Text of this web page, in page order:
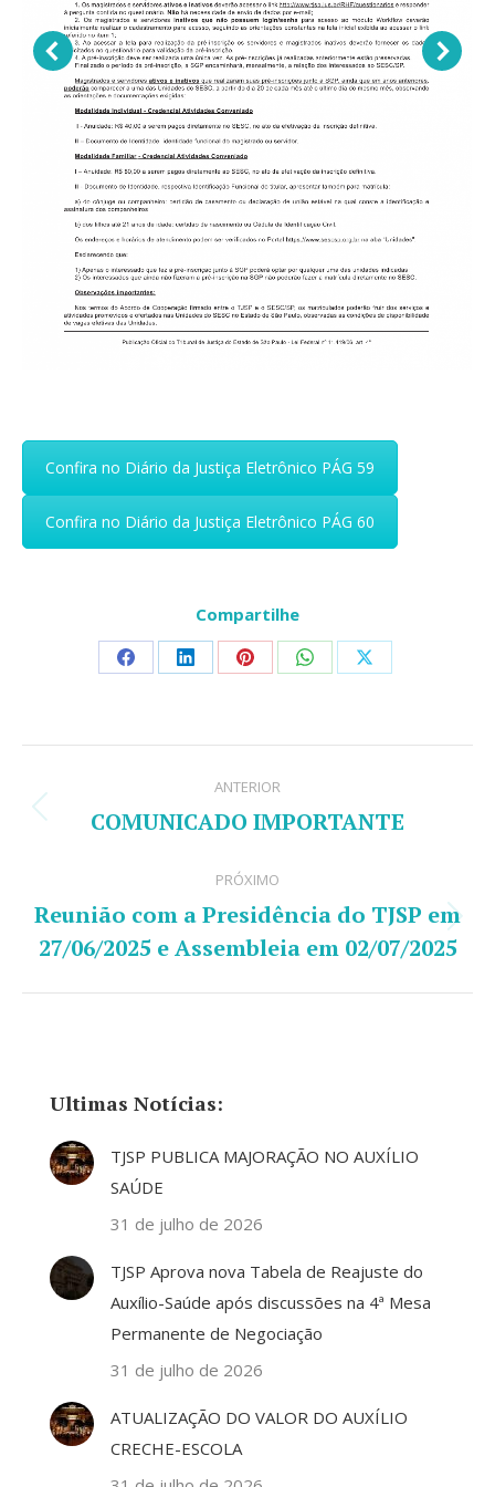
Confira no Diário da Justiça Eletrônico PÁG 59
Confira no Diário da Justiça Eletrônico PÁG 60
Compartilhe
Share
Facebook
Share
LinkedIn
Share
Pinterest
Share
WhatsApp
Share
X
de
ANTERIOR
Post
COMUNICADO IMPORTANTE
PRÓXIMO
Próximo
post:
Reunião com a Presidência do TJSP em
27/06/2025 e Assembleia em 02/07/2025
Ultimas Notícias:
TJSP PUBLICA MAJORAÇÃO NO AUXÍLIO
SAÚDE
31 de julho de 2026
TJSP Aprova nova Tabela de Reajuste do
Auxílio-Saúde após discussões na 4ª Mesa
Permanente de Negociação
31 de julho de 2026
ATUALIZAÇÃO DO VALOR DO AUXÍLIO
CRECHE-ESCOLA